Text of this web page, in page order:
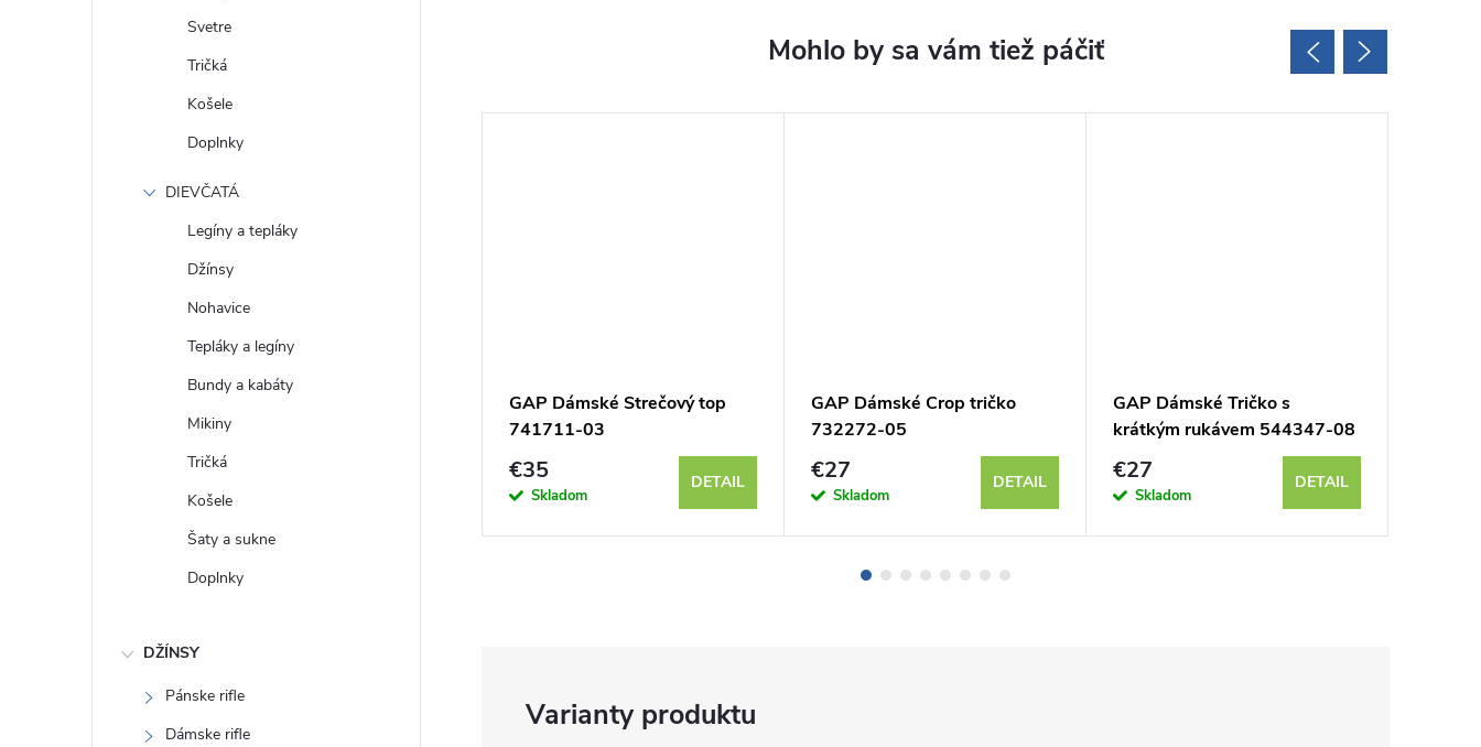
Svetre
Tričká
Košele
Doplnky
DIEVČATÁ
Legíny a tepláky
Džínsy
Nohavice
Tepláky a legíny
Bundy a kabáty
Mikiny
Tričká
Košele
Šaty a sukne
Doplnky
DŽÍNSY
Pánske rifle
Dámske rifle
krátkým rukávem 544347-16
€27
Skladom
GAP Dámské Strečový top
741711-03
€35
Skladom
DETAIL
GAP Dámské Crop tričko
732272-05
€27
Skladom
DETAIL
GAP Dámské Tričko s
krátkým rukávem 544347-08
€27
Skladom
DETAIL